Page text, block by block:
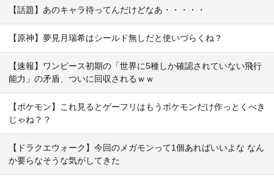
【話題】あのキャラ待ってんだけどなあ・・・・・
【原神】夢見月瑞希はシールド無しだと使いづらくね？
【速報】ワンピース初期の「世界に5種しか確認されていない飛行
能力」の矛盾、ついに回収されるｗｗ
【ポケモン】これ見るとゲーフリはもうポケモンだけ作っとくべき
じゃね？？
【ドラクエウォーク】今回のメガモンって1個あればいいよな なん
か要らなそうな気がしてきた